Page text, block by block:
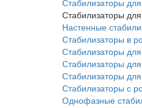
Стабилизаторы
Стабилизаторы
Настенные
Стабилизаторы в
Стабилизаторы
Стабилизаторы
Стабилизаторы
Стабилизаторы с
Однофазные